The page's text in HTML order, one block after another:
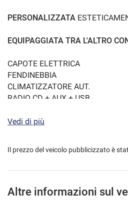
PERSONALIZZATA
EQUIPAGGIATA TRA L'ALTRO
CAPOTE ELETTRICA
FENDINEBBIA
CLIMATIZZATORE AUT.
RADIO CD + AUX + USB
SISTEMA MULTIFUNZIONE
COMANDI AUDIO SAT AL
PROPOSTA CONSERVICE DI
Vedi di più
Il prezzo del veicolo pubblicizzato è
Altre informazioni sul